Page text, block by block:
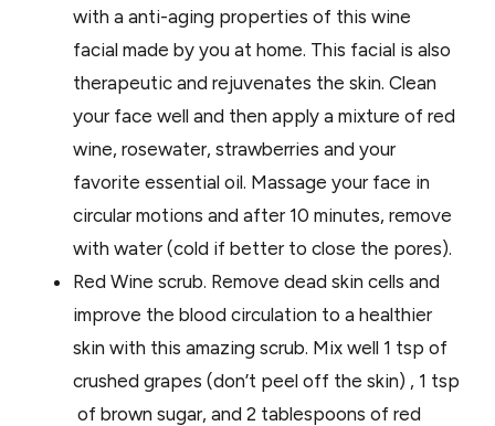
with a anti-aging properties of this wine
facial made by you at home. This facial is also
therapeutic and rejuvenates the skin. Clean
your face well and then apply a mixture of red
wine, rosewater, strawberries and your
favorite essential oil. Massage your face in
circular motions and after 10 minutes, remove
with water (cold if better to close the pores).
Red Wine scrub. Remove dead skin cells and
improve the blood circulation to a healthier
skin with this amazing scrub. Mix well 1 tsp of
crushed grapes (don’t peel off the skin) , 1 tsp
of brown sugar, and 2 tablespoons of red